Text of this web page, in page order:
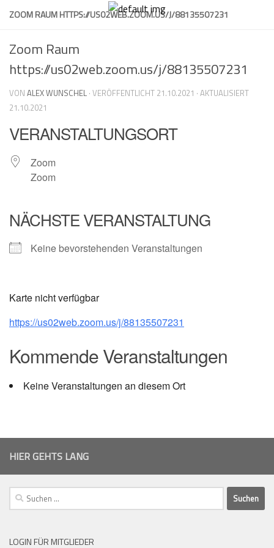
Skip
ZOOM RAUM HTTPS://US02WEB.ZOOM.US/J/88135507231
Zoom Raum
https://us02web.zoom.us/j/88135507231
VON ALEX WUNSCHEL · VERÖFFENTLICHT 21.10.2021 · AKTUALISIERT
21.10.2021
VERANSTALTUNGSORT
Zoom
Zoom
NÄCHSTE VERANSTALTUNG
Keine bevorstehenden Veranstaltungen
Karte nicht verfügbar
https://us02web.zoom.us/j/88135507231
Kommende Veranstaltungen
Keine Veranstaltungen an diesem Ort
HIER GEHTS LANG
Suchen
nach:
LOGIN FÜR MITGLIEDER